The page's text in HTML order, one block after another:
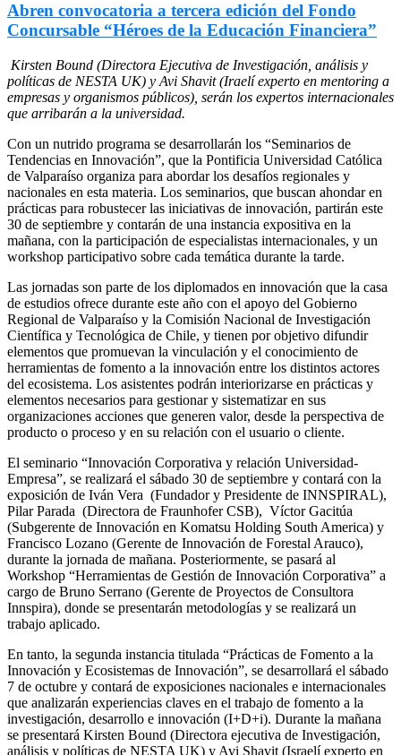
Abren convocatoria a tercera edición del Fondo
Concursable “Héroes de la Educación Financiera”
Kirsten Bound (Directora Ejecutiva de Investigación, análisis y
políticas de NESTA UK) y Avi Shavit (Iraelí experto en mentoring a
empresas y organismos públicos), serán los expertos internacionales
que arribarán a la universidad.
Con un nutrido programa se desarrollarán los “Seminarios de
Tendencias en Innovación”, que la Pontificia Universidad Católica
de Valparaíso organiza para abordar los desafíos regionales y
nacionales en esta materia. Los seminarios, que buscan ahondar en
prácticas para robustecer las iniciativas de innovación, partirán este
30 de septiembre y contarán de una instancia expositiva en la
mañana, con la participación de especialistas internacionales, y un
workshop participativo sobre cada temática durante la tarde.
Las jornadas son parte de los diplomados en innovación que la casa
de estudios ofrece durante este año con el apoyo del Gobierno
Regional de Valparaíso y la Comisión Nacional de Investigación
Científica y Tecnológica de Chile, y tienen por objetivo difundir
elementos que promuevan la vinculación y el conocimiento de
herramientas de fomento a la innovación entre los distintos actores
del ecosistema. Los asistentes podrán interiorizarse en prácticas y
elementos necesarios para gestionar y sistematizar en sus
organizaciones acciones que generen valor, desde la perspectiva de
producto o proceso y en su relación con el usuario o cliente.
El seminario “Innovación Corporativa y relación Universidad-
Empresa”, se realizará el sábado 30 de septiembre y contará con la
exposición de Iván Vera (Fundador y Presidente de INNSPIRAL),
Pilar Parada (Directora de Fraunhofer CSB), Víctor Gacitúa
(Subgerente de Innovación en Komatsu Holding South America) y
Francisco Lozano (Gerente de Innovación de Forestal Arauco),
durante la jornada de mañana. Posteriormente, se pasará al
Workshop “Herramientas de Gestión de Innovación Corporativa” a
cargo de Bruno Serrano (Gerente de Proyectos de Consultora
Innspira), donde se presentarán metodologías y se realizará un
trabajo aplicado.
En tanto, la segunda instancia titulada “Prácticas de Fomento a la
Innovación y Ecosistemas de Innovación”, se desarrollará el sábado
7 de octubre y contará de exposiciones nacionales e internacionales
que analizarán experiencias claves en el trabajo de fomento a la
investigación, desarrollo e innovación (I+D+i). Durante la mañana
se presentará Kirsten Bound (Directora ejecutiva de Investigación,
análisis y políticas de NESTA UK) y Avi Shavit (Israelí experto en